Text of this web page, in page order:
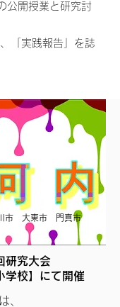
公開授業と研究討
「実践報告」を誌
市 大東市 門真市
究大会
学校】にて開催
、